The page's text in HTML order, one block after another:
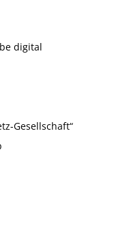
digital
Gesellschaft“